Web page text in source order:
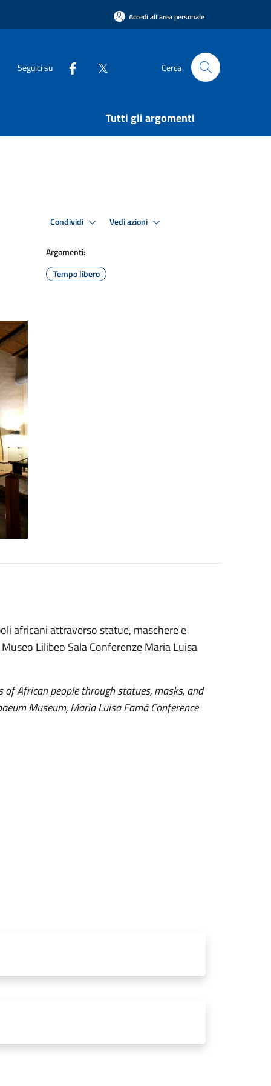
Accedi all'area personale
Seguici su Cerca
Tutti gli argomenti
Condividi Vedi azioni
Argomenti:
Tempo libero
africani attraverso statue, maschere e
Lilibeo Sala Conferenze Maria Luisa
African people through statues, masks, and
Museum, Maria Luisa Famà Conference